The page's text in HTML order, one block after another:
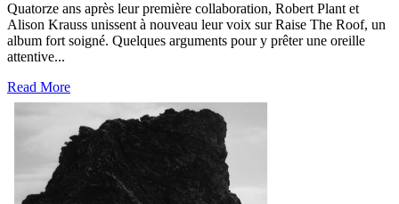
Quatorze ans après leur première collaboration, Robert Plant et
Alison Krauss unissent à nouveau leur voix sur Raise The Roof, un
album fort soigné. Quelques arguments pour y prêter une oreille
attentive...
Read More